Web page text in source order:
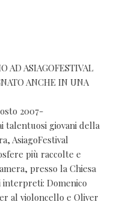
AD ASIAGOFESTIVAL
ANCHE IN UNA
2007-
talentuosi giovani della
AsiagoFestival
più raccolte e
presso la Chiesa
interpreti: Domenico
al violoncello e Oliver